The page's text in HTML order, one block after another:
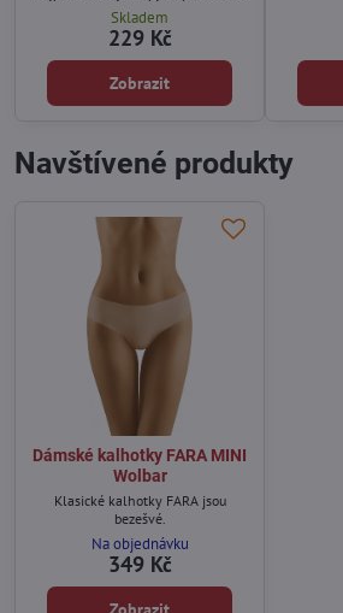
Skladem
229 Kč
Zobrazit
Navštívené produkty
Dámské kalhotky FARA MINI
Wolbar
Klasické kalhotky FARA jsou
bezešvé.
Na objednávku
349 Kč